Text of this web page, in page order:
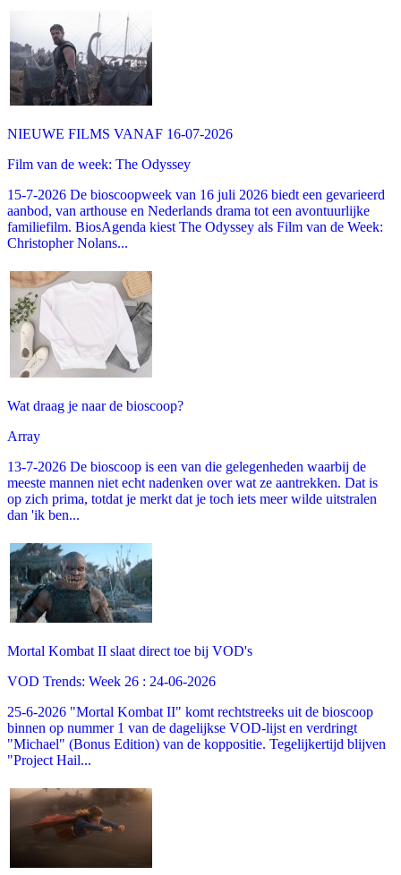
NIEUWE FILMS VANAF 16-07-2026
Film van de week: The Odyssey
15-7-2026 De bioscoopweek van 16 juli 2026 biedt een gevarieerd
aanbod, van arthouse en Nederlands drama tot een avontuurlijke
familiefilm. BiosAgenda kiest The Odyssey als Film van de Week:
Christopher Nolans...
Wat draag je naar de bioscoop?
Array
13-7-2026 De bioscoop is een van die gelegenheden waarbij de
meeste mannen niet echt nadenken over wat ze aantrekken. Dat is
op zich prima, totdat je merkt dat je toch iets meer wilde uitstralen
dan 'ik ben...
Mortal Kombat II slaat direct toe bij VOD's
VOD Trends: Week 26 : 24-06-2026
25-6-2026 "Mortal Kombat II" komt rechtstreeks uit de bioscoop
binnen op nummer 1 van de dagelijkse VOD-lijst en verdringt
"Michael" (Bonus Edition) van de koppositie. Tegelijkertijd blijven
"Project Hail...